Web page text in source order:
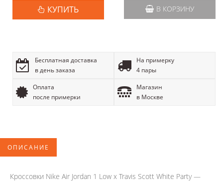
КУПИТЬ В КОРЗИНУ
Бесплатная доставка
в день заказа
На примерку
4 пары
Оплата
после примерки
Магазин
в Москве
ОПИСАНИЕ
Кроссовки Nike Air Jordan 1 Low x Travis Scott White Party —